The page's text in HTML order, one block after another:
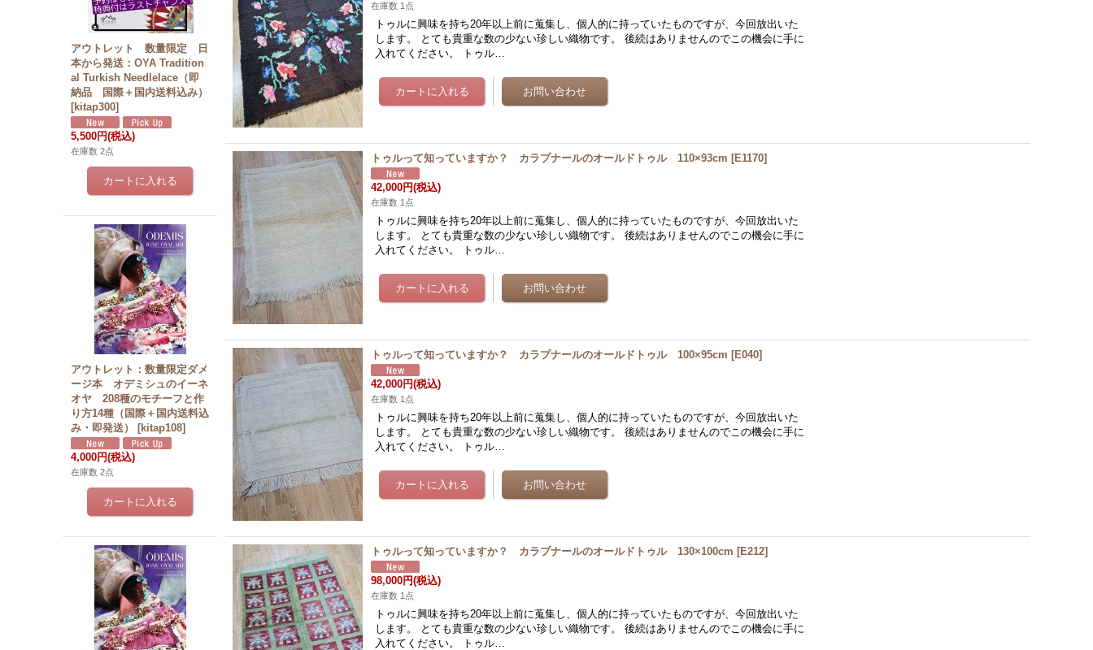
アウトレット 数量限定 日
本から発送：OYA Tradition
al Turkish Needlelace（即
納品 国際＋国内送料込み）
[kitap300]
5,500円(税込)
在庫数 2点
アウトレット：数量限定ダメ
ージ本 オデミシュのイーネ
オヤ 208種のモチーフと作
り方14種（国際＋国内送料込
み・即発送）
[kitap108]
4,000円(税込)
在庫数 2点
在庫数 1点
トゥルに興味を持ち20年以上前に蒐集し、個人的に持っていたものですが、今回放出いた
します。 とても貴重な数の少ない珍しい織物です。 後続はありませんのでこの機会に手に
入れてください。 トゥル…
トゥルって知っていますか？ カラプナールのオールドトゥル 110×93cm [E1170]
42,000円(税込)
在庫数 1点
トゥルに興味を持ち20年以上前に蒐集し、個人的に持っていたものですが、今回放出いた
します。 とても貴重な数の少ない珍しい織物です。 後続はありませんのでこの機会に手に
入れてください。 トゥル…
トゥルって知っていますか？ カラプナールのオールドトゥル 100×95cm [E040]
42,000円(税込)
在庫数 1点
トゥルに興味を持ち20年以上前に蒐集し、個人的に持っていたものですが、今回放出いた
します。 とても貴重な数の少ない珍しい織物です。 後続はありませんのでこの機会に手に
入れてください。 トゥル…
トゥルって知っていますか？ カラプナールのオールドトゥル 130×100cm [E212]
98,000円(税込)
在庫数 1点
トゥルに興味を持ち20年以上前に蒐集し、個人的に持っていたものですが、今回放出いた
します。 とても貴重な数の少ない珍しい織物です。 後続はありませんのでこの機会に手に
入れてください。 トゥル…